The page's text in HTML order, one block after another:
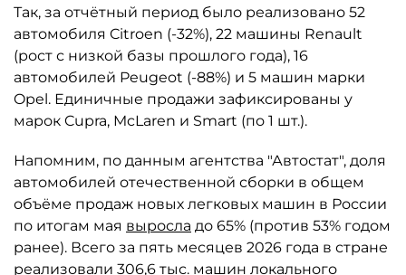
Так, за отчётный период было реализовано 52
автомобиля Citroen (-32%), 22 машины Renault
(рост с низкой базы прошлого года), 16
автомобилей Peugeot (-88%) и 5 машин марки
Opel. Единичные продажи зафиксированы у
марок Cupra, McLaren и Smart (по 1 шт.).
Напомним, по данным агентства "Автостат", доля
автомобилей отечественной сборки в общем
объёме продаж новых легковых машин в России
по итогам мая выросла до 65% (против 53% годом
ранее). Всего за пять месяцев 2026 года в стране
реализовали 306,6 тыс. машин локального